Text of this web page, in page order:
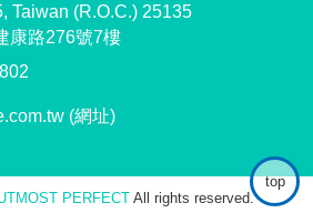
top
Taiwan (R.O.C.) 25135
康路276號7樓
(網址)
PERFECTAll rights reserved.